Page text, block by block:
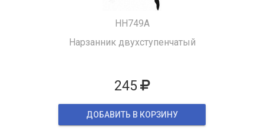
HH749A
Нарзанник двухступенчатый
245
ДОБАВИТЬ В КОРЗИНУ